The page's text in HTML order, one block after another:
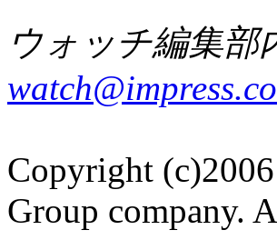
ウォッチ編集部
Copyright
Group company.